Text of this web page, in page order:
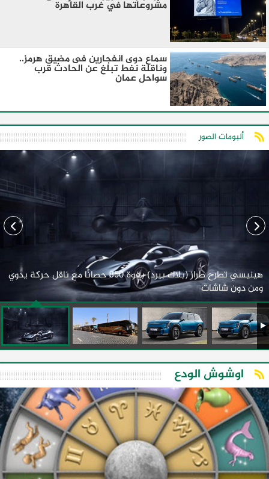
مشروعاتها في غرب القاهرة
سماع دوى انفجارين فى مضيق هرمز..
وناقلة نفط تبلغ عن الحادث قرب
سواحل عمان
ألبومات الصور
هينيسي تطرح طراز (بلاك بيرد) بقوة 850 حصانًا مع ناقل حركة يدوي
ومن دون شاشات
اوشوش الودع